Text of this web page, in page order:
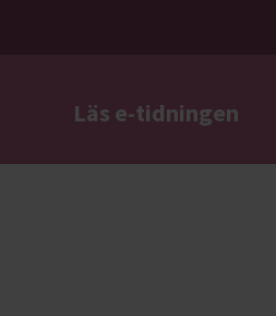
Läs e-tidningen